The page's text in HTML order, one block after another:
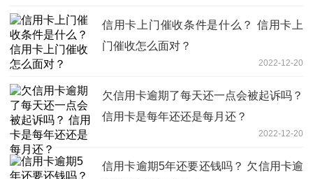
信用卡上门催收条件是什么？ 信用卡上
门催收怎么面对？
2022-12-20
欠信用卡逾期了每天还一点会被起诉吗？
信用卡是每年还还是每月还？
2022-12-20
信用卡逾期5年还要还钱吗？ 欠信用卡逾